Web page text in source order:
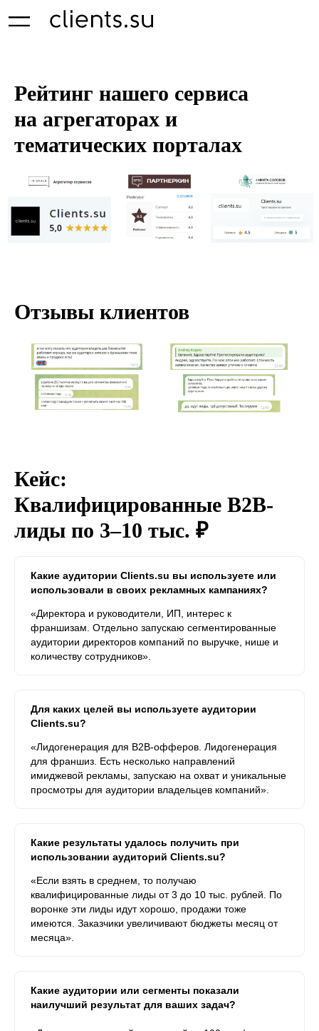
Рейтинг нашего сервиса
на агрегаторах и
тематических порталах
Отзывы клиентов
Кейс:
Квалифицированные B2B-
лиды по 3–10 тыс. ₽
Какие аудитории Clients.su вы используете или
использовали в своих рекламных кампаниях?
«Директора и руководители, ИП, интерес к
франшизам. Отдельно запускаю сегментированные
аудитории директоров компаний по выручке, нише и
количеству сотрудников».
Для каких целей вы используете аудитории
Clients.su?
«Лидогенерация для B2B-офферов. Лидогенерация
для франшиз. Есть несколько направлений
имиджевой рекламы, запускаю на охват и уникальные
просмотры для аудитории владельцев компаний».
Какие результаты удалось получить при
использовании аудиторий Clients.su?
«Если взять в среднем, то получаю
квалифицированные лиды от 3 до 10 тыс. рублей. По
воронке эти лиды идут хорошо, продажи тоже
имеются. Заказчики увеличивают бюджеты месяц от
месяца».
Какие аудитории или сегменты показали
наилучший результат для ваших задач?